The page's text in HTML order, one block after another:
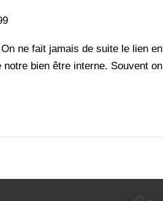
On ne fait jamais de suite le lien
bien être interne. Souvent